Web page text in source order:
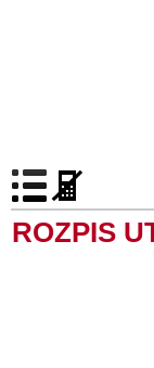
ROZPIS